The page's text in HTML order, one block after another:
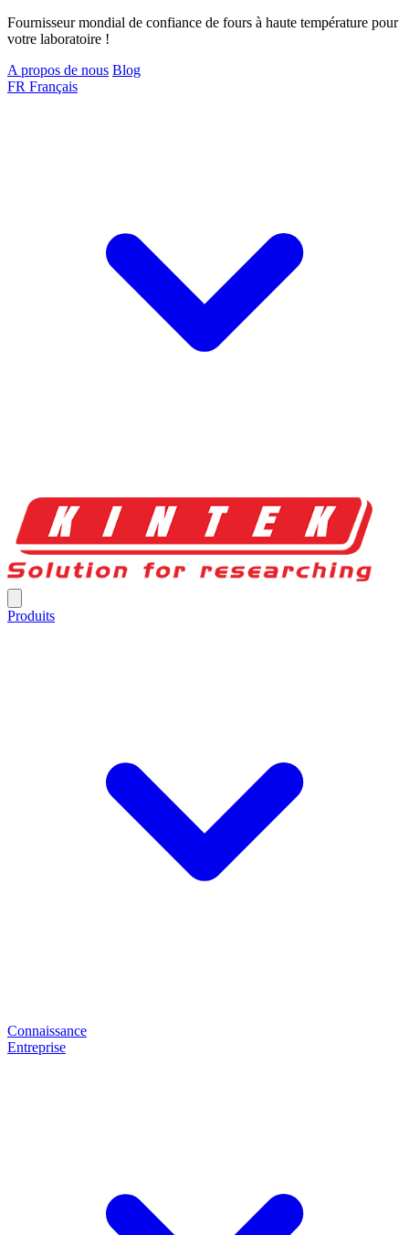
Fournisseur mondial de confiance de fours à haute température pour
votre laboratoire !
A propos de nous Blog
FR Français
Produits
Connaissance
Entreprise